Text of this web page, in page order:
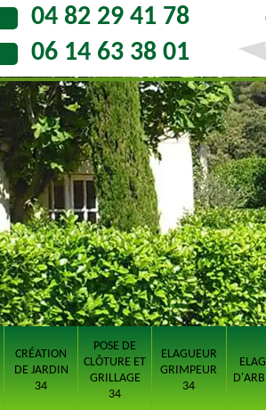
04 82 29 41 78
06 14 63 38 01
CRÉATION
DE JARDIN
34
POSE DE
CLÔTURE ET
GRILLAGE
34
ELAGUEUR
GRIMPEUR
34